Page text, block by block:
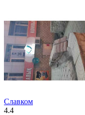
Славком
4.4